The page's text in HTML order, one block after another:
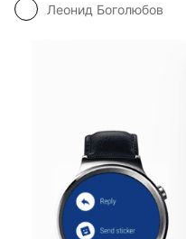
Леонид Боголюбов